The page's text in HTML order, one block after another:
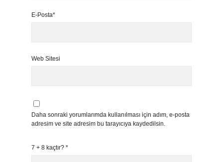
E-Posta*
Web Sitesi
Daha sonraki yorumlarımda kullanılması için adım, e-posta
adresim ve site adresim bu tarayıcıya kaydedilsin.
7 + 8 kaçtır? *